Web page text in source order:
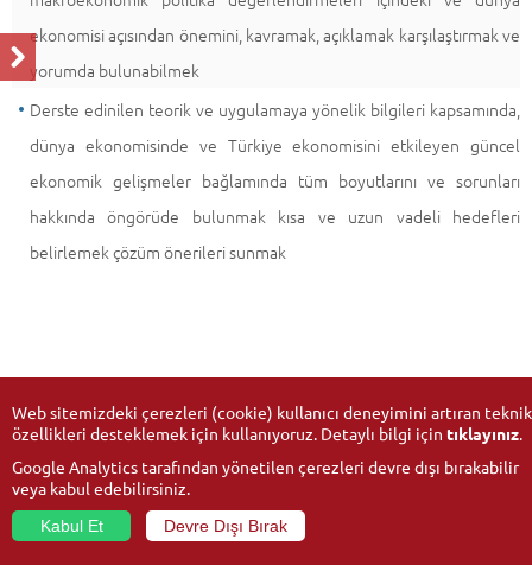
ekonomisi açısından önemini, kavramak, açıklamak karşılaştırmak ve
yorumda bulunabilmek
Derste edinilen teorik ve uygulamaya yönelik bilgileri kapsamında,
dünya ekonomisinde ve Türkiye ekonomisini etkileyen güncel
ekonomik gelişmeler bağlamında tüm boyutlarını ve sorunları
hakkında öngörüde bulunmak kısa ve uzun vadeli hedefleri
belirlemek çözüm önerileri sunmak
Web sitemizdeki çerezleri (cookie) kullanıcı deneyimini artıran teknik
özellikleri desteklemek için kullanıyoruz. Detaylı bilgi için tıklayınız.
Google Analytics tarafından yönetilen çerezleri devre dışı bırakabilir
veya kabul edebilirsiniz.
Kabul Et
Devre Dışı Bırak
© 2026Anadolu Üniversitesi- Tüm hakları saklıdır.